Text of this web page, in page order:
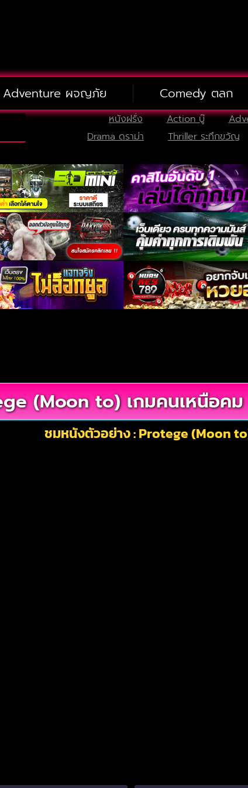
Adventure ผจญภัย Comedy ตลก
หนังฝรั่ง Action บู๊
Drama ดราม่า
Thriller ระทึกขวัญ
(Moon to) เกมคนเหนือค
ชมหนังตัวอย่าง : Protege (Moon